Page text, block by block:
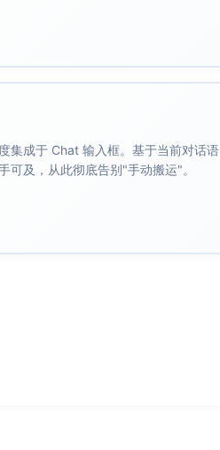
集成于 Chat 输入框。基于当前对话语
及，从此彻底告别"手动搬运"。